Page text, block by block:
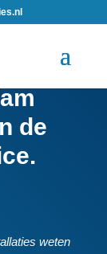
de
weten